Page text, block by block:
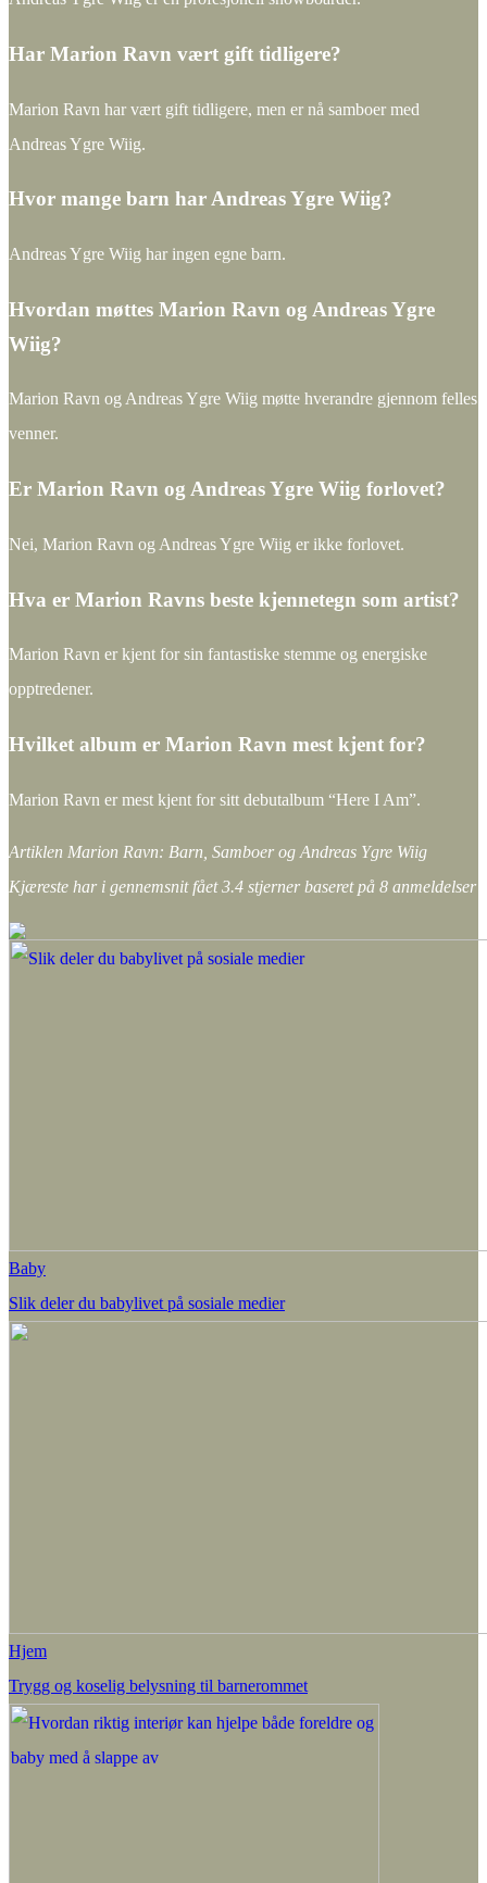
Har Marion Ravn vært gift tidligere?
Marion Ravn har vært gift tidligere, men er nå samboer med
Andreas Ygre Wiig.
Hvor mange barn har Andreas Ygre Wiig?
Andreas Ygre Wiig har ingen egne barn.
Hvordan møttes Marion Ravn og Andreas Ygre
Wiig?
Marion Ravn og Andreas Ygre Wiig møtte hverandre gjennom felles
venner.
Er Marion Ravn og Andreas Ygre Wiig forlovet?
Nei, Marion Ravn og Andreas Ygre Wiig er ikke forlovet.
Hva er Marion Ravns beste kjennetegn som artist?
Marion Ravn er kjent for sin fantastiske stemme og energiske
opptredener.
Hvilket album er Marion Ravn mest kjent for?
Marion Ravn er mest kjent for sitt debutalbum “Here I Am”.
Artiklen Marion Ravn: Barn, Samboer og Andreas Ygre Wiig
Kjæreste har i gennemsnit fået3.4 stjerner baseret på 8 anmeldelser
Baby
Slik deler du babylivet på sosiale medier
Hjem
Trygg og koselig belysning til barnerommet